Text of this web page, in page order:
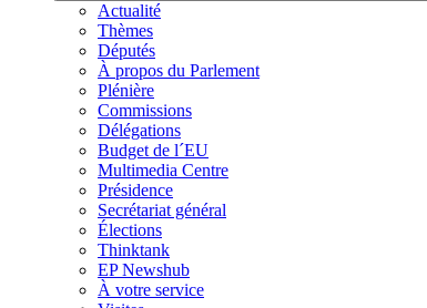
Actualité
Thèmes
Députés
À propos du Parlement
Plénière
Commissions
Délégations
Budget de l´EU
Multimedia Centre
Présidence
Secrétariat général
Élections
Thinktank
EP Newshub
À votre service